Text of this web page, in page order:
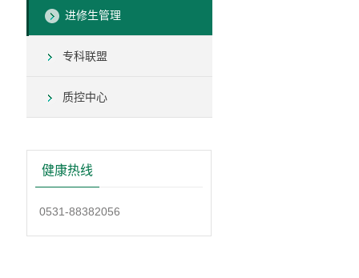
进修生管理
专科联盟
质控中心
健康热线
0531-88382056